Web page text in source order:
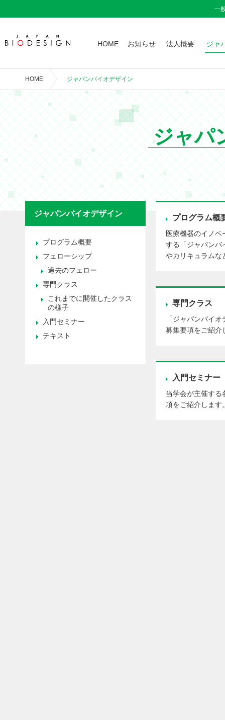
一
HOME お知らせ 法人概要 ジャ
HOME ジャパンバイオデザイン
ジャパ
ジャパンバイオデザイン
プログラム概要
フェローシップ
過去のフェロー
専門クラス
これまでに開催したクラス
の様子
入門セミナー
テキスト
プログラム概
医療機器のイノ
する「ジャパンバ
やカリキュラムな
専門クラス
「ジャパンバイ
募集要項をご紹介
入門セミナー
当学会が主催する
項をご紹介します